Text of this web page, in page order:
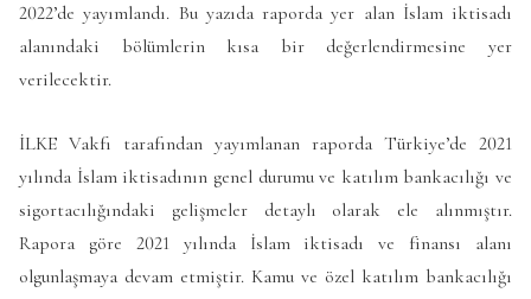
2022’de yayımlandı. Bu yazıda raporda yer alan İslam iktisadı
alanındaki bölümlerin kısa bir değerlendirmesine yer
verilecektir.
İLKE Vakfı tarafından yayımlanan raporda Türkiye’de 2021
yılında İslam iktisadının genel durumu ve katılım bankacılığı ve
sigortacılığındaki gelişmeler detaylı olarak ele alınmıştır.
Rapora göre 2021 yılında İslam iktisadı ve finansı alanı
olgunlaşmaya devam etmiştir. Kamu ve özel katılım bankacılığı